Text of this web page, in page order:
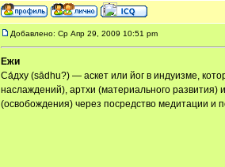
Добавлено: Ср Апр 29, 2009 10:51 pm
Ежи
Са́дху (sādhu?) — аскет или йог в индуизме,
наслаждений), артхи (материального
(освобождения) через посредство медитации и